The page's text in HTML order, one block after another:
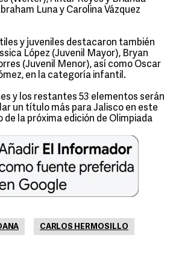
Luna y Carolina Vázquez
y juveniles destacaron también
López (Juvenil Mayor), Bryan
(Juvenil Menor), así como Oscar
en la categoría infantil.
y los restantes 53 elementos serán
un título más para Jalisco en este
la próxima edición de Olimpiada
CARLOS HERMOSILLO